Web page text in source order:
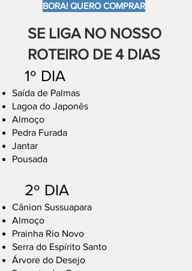
BORA! QUERO COMPRAR
SE LIGA NO NOSSO
ROTEIRO DE 4 DIAS
1º DIA
Saída de Palmas
Lagoa do Japonês
Almoço
Pedra Furada
Jantar
Pousada
2º DIA
Cânion Sussuapara
Almoço
Prainha Rio Novo
Serra do Espírito Santo
Árvore do Desejo